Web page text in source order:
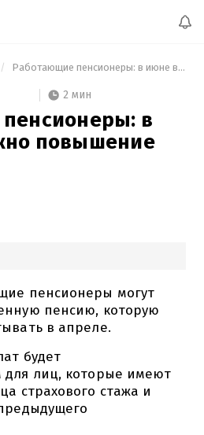
Работающие пенсионеры: в июне возможно повышение выплат
2 мин
в
повышение
пенсионеры могут
пенсию, которую
в апреле.
будет
для лиц, которые имеют
страхового стажа и